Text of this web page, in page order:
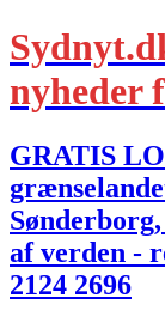
nyheder
GRATIS
af verden -
2124 2696